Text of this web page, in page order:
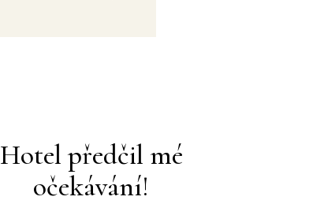
Hotel předčil mé
očekávání!